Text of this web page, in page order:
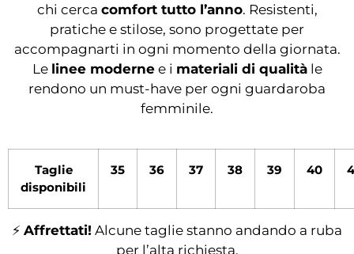
chi cerca comfort tutto l’anno. Resistenti,
pratiche e stilose, sono progettate per
accompagnarti in ogni momento della giornata.
Le linee modernee i materiali di qualitàle
rendono un must-have per ogni guardaroba
femminile.
Taglie
disponibili
35 36 37 38 39 40
⚡ Affrettati! Alcune taglie stanno andando a ruba
per l’alta richiesta.